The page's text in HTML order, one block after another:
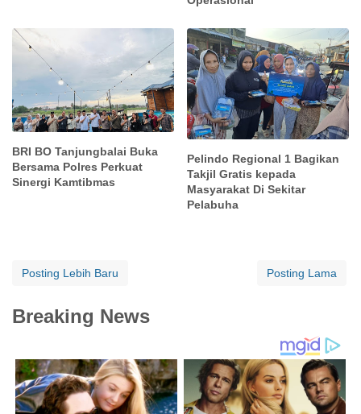
BRI BO Tanjungbalai Buka
Bersama Polres Perkuat
Sinergi Kamtibmas
Pelindo Regional 1 Bagikan
Takjil Gratis kepada
Masyarakat Di Sekitar
Pelabuha
Posting Lebih Baru Posting Lama
Breaking News